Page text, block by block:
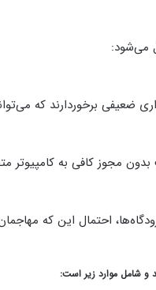
ضعیفی برخوردارند که
احتمال این که